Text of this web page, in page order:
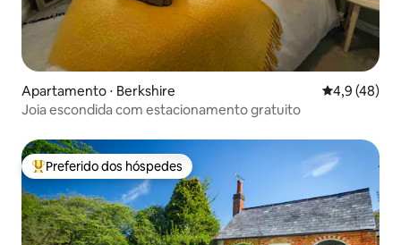
Apartamento ⋅ Berkshire 4,9 de uma
4,9 (48)
Joia escondida com estacionamento gratuito
Entre os melhores preferidos dos hóspedes
Preferido dos hóspedes